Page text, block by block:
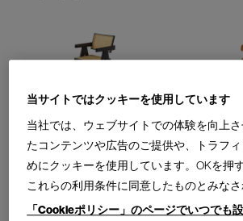
051 CAPITOL COMPLEX OFFICE
キャピトル コンプレックス オ
フィス チェア アームチェア
JEANNERET
053
ームチェ
Design : CRS
Cassina |
当サイトではクッキーを使用しています
当社では、ウェブサイトでの体験を向上
たコンテンツや広告のご提供や、トラフ
めにクッキーを使用しています。OKを押
これらの利用条件に同意したものとみなさ
「Cookieポリシー」のページでいつでも